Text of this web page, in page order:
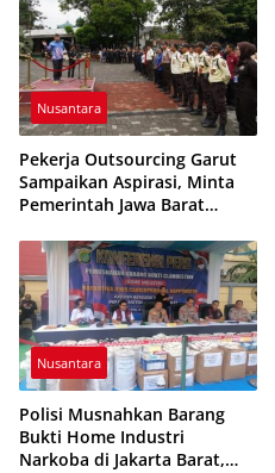
Nusantara
Pekerja Outsourcing Garut
Sampaikan Aspirasi, Minta
Pemerintah Jawa Barat
Nusantara
Polisi Musnahkan Barang
Bukti Home Industri
Narkoba di Jakarta Barat,